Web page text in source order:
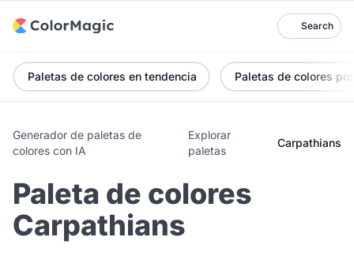
Search
Paletas de colores en tendencia Paletas de colores
Generador de paletas de
colores con IA
Explorar
paletas
Carpathians
Paleta de colores
Carpathians